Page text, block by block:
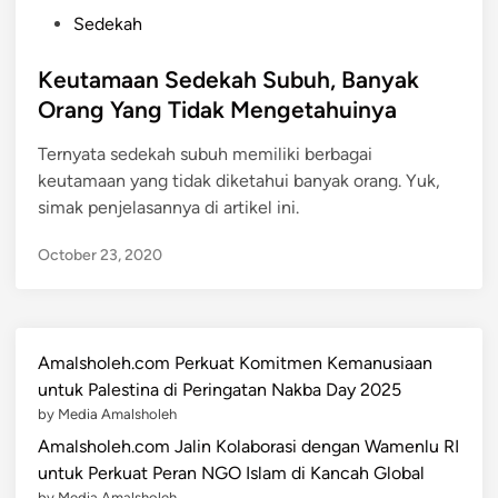
s
t
d
i
n
Sedekah
Keutamaan Sedekah Subuh, Banyak
Orang Yang Tidak Mengetahuinya
Ternyata sedekah subuh memiliki berbagai
keutamaan yang tidak diketahui banyak orang. Yuk,
simak penjelasannya di artikel ini.
October 23, 2020
Amalsholeh.com Perkuat Komitmen Kemanusiaan
untuk Palestina di Peringatan Nakba Day 2025
by Media Amalsholeh
Amalsholeh.com Jalin Kolaborasi dengan Wamenlu RI
untuk Perkuat Peran NGO Islam di Kancah Global